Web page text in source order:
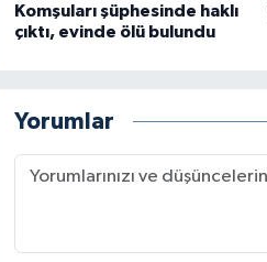
Komşuları şüphesinde haklı
çıktı, evinde ölü bulundu
Yorumlar